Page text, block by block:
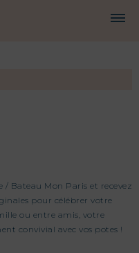
BORD
/ Bateau Mon Paris et recevez
pour célébrer votre
ou entre amis, votre
convivial avec vos potes !